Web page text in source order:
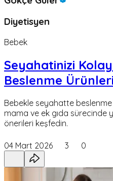
Diyetisyen
Bebek
Seyahatinizi
Beslenme Ürünleri
Bebekle seyahatte beslenme
mama ve ek gıda
önerileri keşfedin.
04 Mart 2026 3 0